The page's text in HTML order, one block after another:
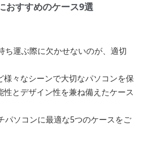
おすすめのケース9選
ち運ぶ際に欠かせないのが、適切
様々なシーンで大切なパソコンを保
とデザイン性を兼ね備えたケース
パソコンに最適な5つのケースをご